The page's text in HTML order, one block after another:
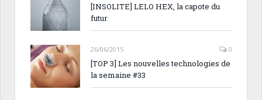
[INSOLITE] LELO HEX, la capote du
futur
26/06/2015 0
[TOP 3] Les nouvelles technologies de
la semaine #33